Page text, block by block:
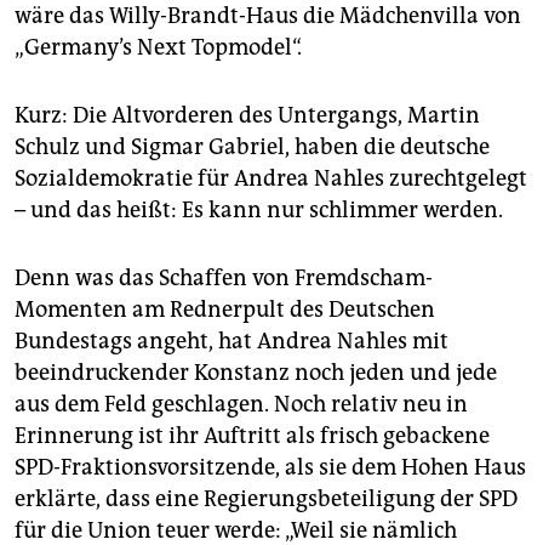
wäre das Willy-Brandt-Haus die Mädchenvilla von
„Germany’s Next Topmodel“.
Kurz: Die Altvorderen des Untergangs, Martin
Schulz und Sigmar Gabriel, haben die deutsche
Sozialdemokratie für Andrea Nahles zurechtgelegt
– und das heißt: Es kann nur schlimmer werden.
Denn was das Schaffen von Fremdscham-
Momenten am Rednerpult des Deutschen
Bundestags angeht, hat Andrea Nahles mit
beeindruckender Konstanz noch jeden und jede
aus dem Feld geschlagen. Noch relativ neu in
Erinnerung ist ihr Auftritt als frisch gebackene
SPD-Fraktionsvorsitzende, als sie dem Hohen Haus
erklärte, dass eine Regierungsbeteiligung der SPD
für die Union teuer werde: „Weil sie nämlich